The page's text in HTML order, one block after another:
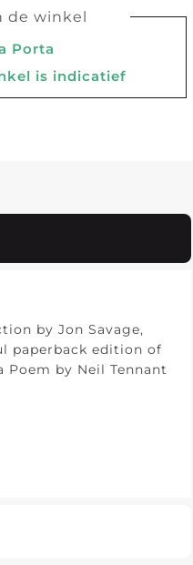
de winkel
Porta
is indicatief
by Jon Savage,
paperback edition of
Poem by Neil Tennant